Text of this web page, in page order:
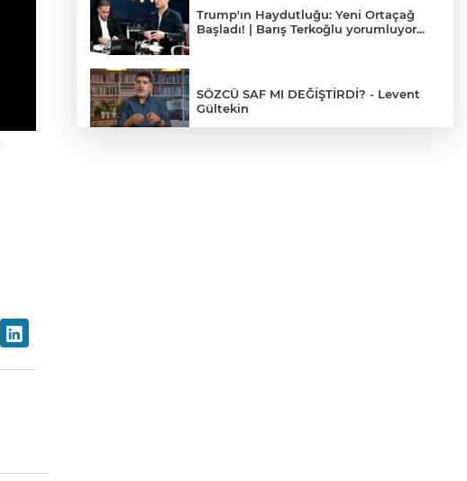
Trump'ın Haydutluğu: Yeni Ortaçağ
Başladı! | Barış Terkoğlu yorumluyor...
SÖZCÜ SAF MI DEĞİŞTİRDİ? - Levent
Gültekin